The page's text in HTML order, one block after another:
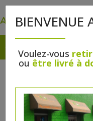
BIENVENUE
Voulez-vous
ou être livré à